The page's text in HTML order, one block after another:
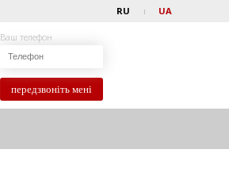
RU UA
Ваш телефон
передзвоніть мені